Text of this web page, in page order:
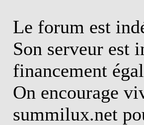
Le forum est
Son serveur est
financement
On encourage
summilux.net